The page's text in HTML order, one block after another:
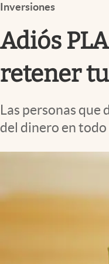
Inversiones
Adiós
retener
Las personas
del dinero en